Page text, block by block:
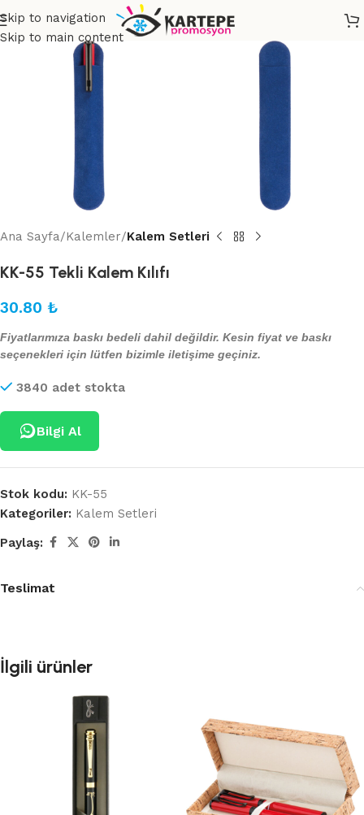
Skip to navigation
Skip to main content
Ana Sayfa Kalemler Kalem Setleri
KK-55 Tekli Kalem Kılıfı
30.80 ₺
Fiyatlarımıza baskı bedeli dahil değildir. Kesin fiyat ve baskı
seçenekleri için lütfen bizimle iletişime geçiniz.
3840 adet stokta
Bilgi Al
Stok kodu: KK-55
Kategoriler: Kalem Setleri
Paylaş:
Teslimat
İlgili ürünler